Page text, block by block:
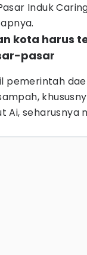
Induk
kota harus
pasar
pemerintah
Ai, seharusnya